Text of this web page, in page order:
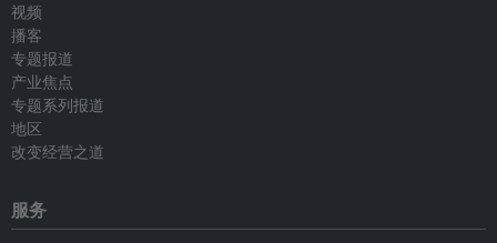
视频
播客
专题报道
产业焦点
专题系列报道
地区
改变经营之道
服务